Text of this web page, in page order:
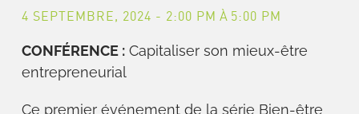
4 SEPTEMBRE, 2024 - 2:00 PM À 5:00 PM
CONFÉRENCE :Capitaliser son mieux-être
entrepreneurial
Ce premier événement de la série Bien-être